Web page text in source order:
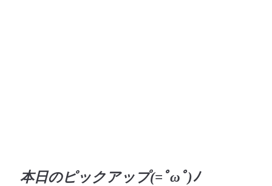
本日のピックアップ(=ﾟωﾟ)ﾉ